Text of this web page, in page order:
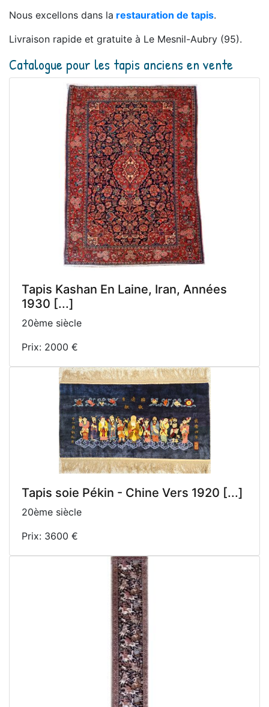
Nous excellons dans la restauration de tapis.
Livraison rapide et gratuite à Le Mesnil-Aubry (95).
Catalogue pour les tapis anciens en vente
Tapis Kashan En Laine, Iran, Années
1930 [...]
20ème siècle
Prix: 2000 €
Tapis soie Pékin - Chine Vers 1920 [...]
20ème siècle
Prix: 3600 €